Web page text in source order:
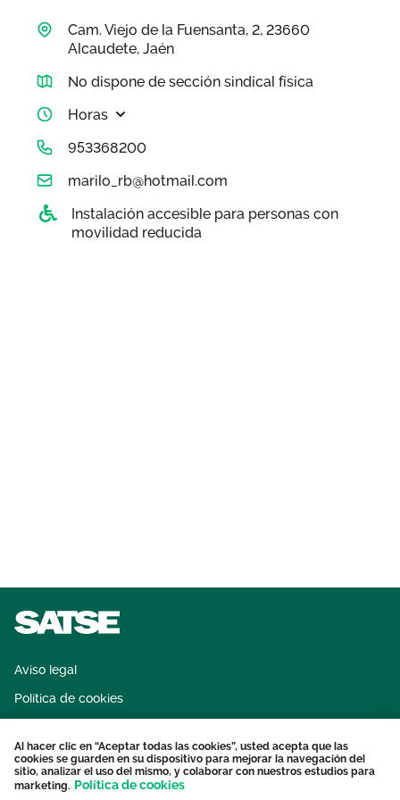
Empleo
Publicaciones
Vídeos
Únete
Cam. Viejo de la Fuensanta, 2, 23660
Alcaudete, Jaén
No dispone de sección sindical física
Horas
953368200
marilo_rb@hotmail.com
Instalación accesible para personas con
movilidad reducida
Aviso legal
Política de cookies
Protección datos personales
Contacto
Al hacer clic en “Aceptar todas las cookies”, usted acepta que las
cookies se guarden en su dispositivo para mejorar la navegación del
sitio, analizar el uso del mismo, y colaborar con nuestros estudios para
marketing. Política de cookies